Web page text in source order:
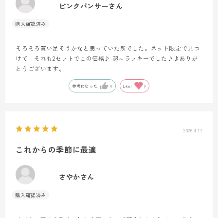
ピンクパンサーさん
そろそろ買い足そうかなと思っていた所でした。ネット限定で見つ
けて それも2セットでこの価格♪ 超～ラッキーでした♪♪ありが
とうございます。
参考になった 0 Like! 0
2026.4.11
これからの季節に最適
さやかさん